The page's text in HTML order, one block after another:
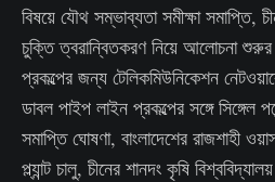
বিষয়ে যৌথ সম্ভাব্যতা সমীক্ষা সমাপ্তি,
চুক্তি ত্বরান্বিতকরণ নিয়ে আলোচনা শুরুর
প্রকল্পের জন্য টেলিকমিউনিকেশন
ডাবল পাইপ লাইন প্রকল্পের সঙ্গে সিঙ্গেল
সমাপ্তি ঘোষণা, বাংলাদেশের রাজশাহী
প্ল্যান্ট চালু, চীনের শানদং কৃষি